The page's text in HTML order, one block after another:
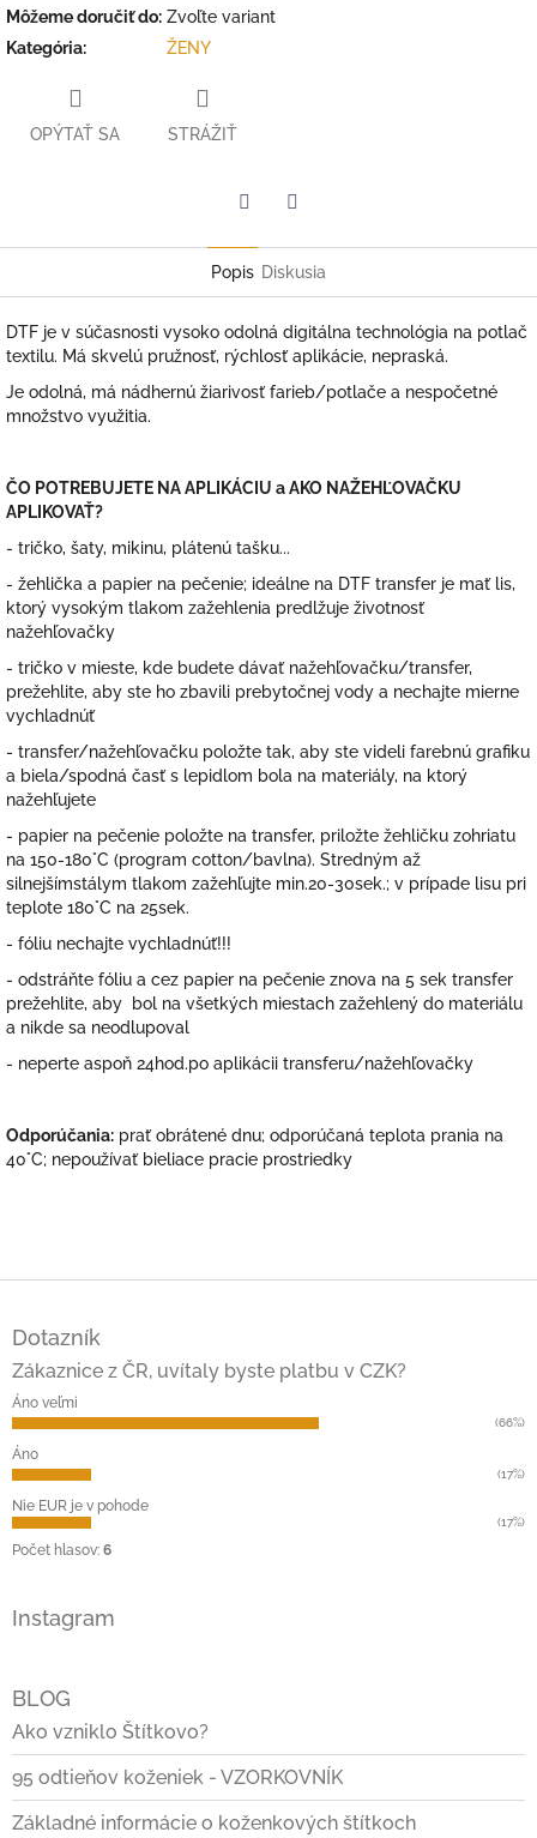
Môžeme doručiť do: Zvoľte variant
Kategória: ŽENY
OPÝTAŤ SA STRÁŽIŤ
Popis Diskusia
DTF je v súčasnosti vysoko odolná digitálna technológia na potlač
textilu. Má skvelú pružnosť, rýchlosť aplikácie, nepraská.
Je odolná, má nádhernú žiarivosť farieb/potlače a nespočetné
množstvo využitia.
ČO POTREBUJETE NA APLIKÁCIU a AKO NAŽEHĽOVAČKU
APLIKOVAŤ?
- tričko, šaty, mikinu, plátenú tašku...
- žehlička a papier na pečenie; ideálne na DTF transfer je mať lis,
ktorý vysokým tlakom zažehlenia predlžuje životnosť
nažehľovačky
- tričko v mieste, kde budete dávať nažehľovačku/transfer,
prežehlite, aby ste ho zbavili prebytočnej vody a nechajte mierne
vychladnúť
- transfer/nažehľovačku položte tak, aby ste videli farebnú grafiku
a biela/spodná časť s lepidlom bola na materiály, na ktorý
nažehľujete
- papier na pečenie položte na transfer, priložte žehličku zohriatu
na 150-180°C (program cotton/bavlna). Stredným až
silnejšímstálym tlakom zažehľujte min.20-30sek.; v prípade lisu pri
teplote 180°C na 25sek.
- fóliu nechajte vychladnúť!!!
- odstráňte fóliu a cez papier na pečenie znova na 5 sek transfer
prežehlite, aby bol na všetkých miestach zažehlený do materiálu
a nikde sa neodlupoval
- neperte aspoň 24hod.po aplikácii transferu/nažehľovačky
Odporúčania: prať obrátené dnu; odporúčaná teplota prania na
40°C; nepoužívať bieliace pracie prostriedky
e
Dotazník
Zákaznice z ČR, uvítaly byste platbu v CZK?
Áno veľmi
(66%)
Áno
(17%)
Nie EUR je v pohode
(17%)
Počet hlasov: 6
Instagram
BLOG
Ako vzniklo Štítkovo?
95 odtieňov koženiek - VZORKOVNÍK
Základné informácie o koženkových štítkoch